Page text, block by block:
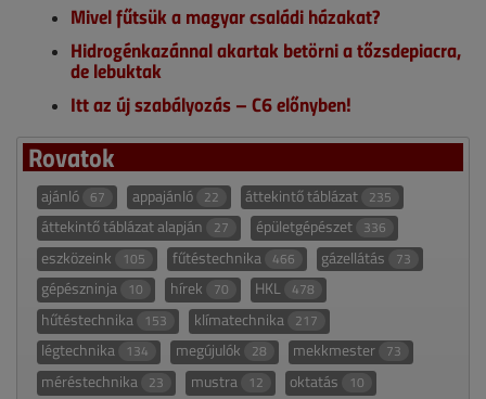
Mivel fűtsük a magyar családi házakat?
Hidrogénkazánnal akartak betörni a tőzsdepiacra,
de lebuktak
Itt az új szabályozás – C6 előnyben!
Rovatok
ajánló 67 appajánló 22 áttekintő táblázat 235
áttekintő táblázat alapján 27 épületgépészet 336
eszközeink 105 fűtéstechnika 466 gázellátás 73
gépészninja 10 hírek 70 HKL 478
hűtéstechnika 153 klímatechnika 217
légtechnika 134 megújulók 28 mekkmester 73
méréstechnika 23 mustra 12 oktatás 10